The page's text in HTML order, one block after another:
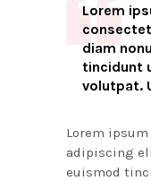
Lorem
diam
tincidunt
volutpat.
Lorem
adipiscing
euismod